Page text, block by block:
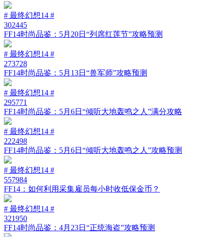
# 最终幻想14 #
302445
FF14时尚品鉴：5月20日“列席红莲节”攻略预测
# 最终幻想14 #
273728
FF14时尚品鉴：5月13日“兽军师”攻略预测
# 最终幻想14 #
295771
FF14时尚品鉴：5月6日“倾听大地轰鸣之人”满分攻略
# 最终幻想14 #
222498
FF14时尚品鉴：5月6日“倾听大地轰鸣之人”攻略预测
# 最终幻想14 #
557984
FF14：如何利用采集雇员每小时收低保金币？
# 最终幻想14 #
321950
FF14时尚品鉴：4月23日“正统海盗”攻略预测